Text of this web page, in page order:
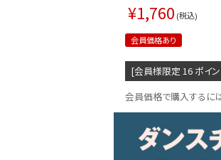
¥1,760 税込
会員価格あり
[会員様限定 16 ポイ
会員価格で購入するに